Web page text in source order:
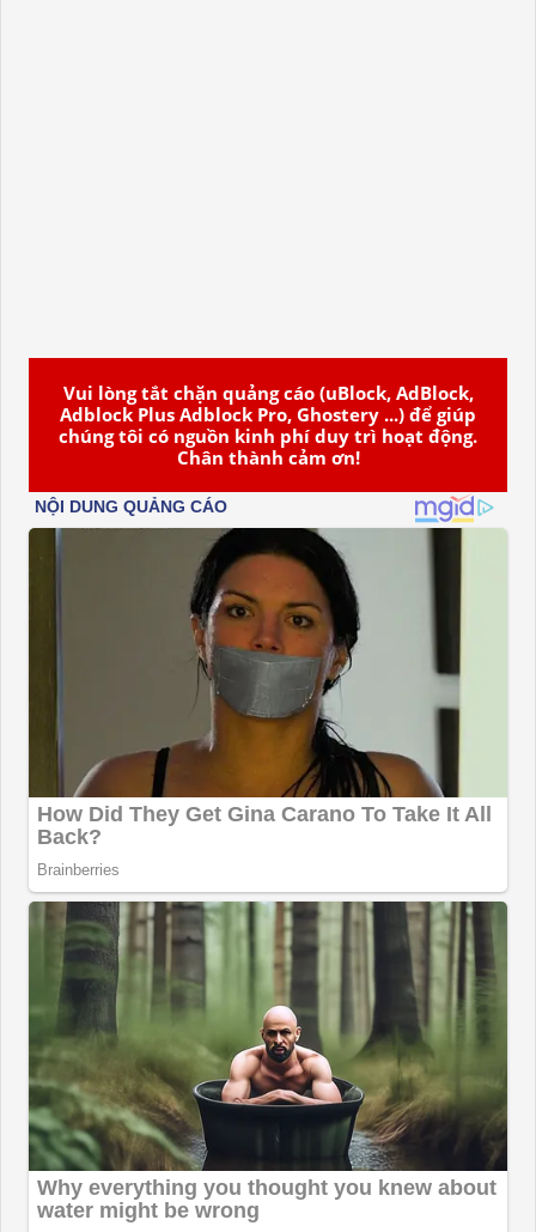
Vui lòng tắt chặn quảng cáo (uBlock, AdBlock,
Adblock Plus Adblock Pro, Ghostery ...) để giúp
chúng tôi có nguồn kinh phí duy trì hoạt động.
Chân thành cảm ơn!